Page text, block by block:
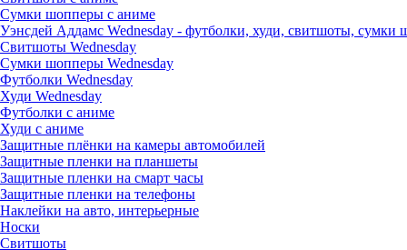
Сумки шопперы с аниме
Уэнсдей Аддамс Wednesday - футболки, худи, свитшоты, сумки
Свитшоты Wednesday
Сумки шопперы Wednesday
Футболки Wednesday
Худи Wednesday
Футболки с аниме
Худи с аниме
Защитные плёнки на камеры автомобилей
Защитные пленки на планшеты
Защитные пленки на смарт часы
Защитные пленки на телефоны
Наклейки на авто, интерьерные
Носки
Свитшоты